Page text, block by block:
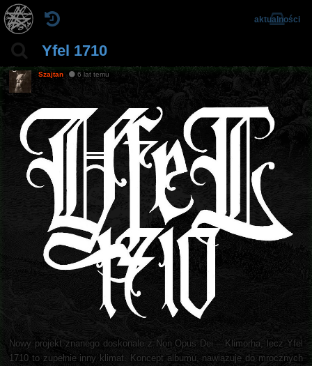
Yfel 1710
aktualności
Szajtan 6 lat temu
Nowy projekt znanego doskonale z Non Opus Dei – Klimorha, lecz Yfel
1710 to zupełnie inny klimat. Koncept albumu, nawiązuje do mrocznych